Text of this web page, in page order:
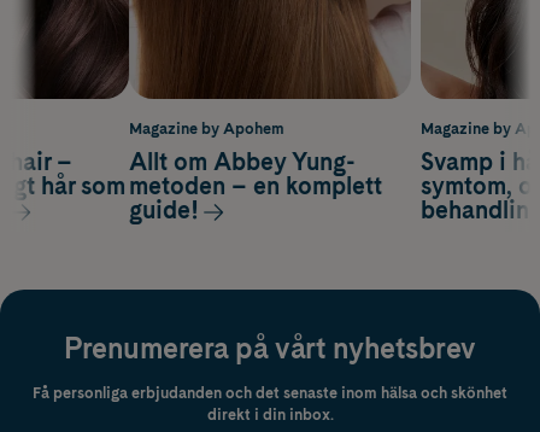
Magazine by
Svamp i
symtom,
hair –
hår som
Magazine by Apohem
Allt om Abbey Yung-
metoden – en komplett
guide!
Prenumerera på vårt nyhetsbrev
Få personliga erbjudanden och det senaste inom hälsa och skönhet
direkt i din inbox.